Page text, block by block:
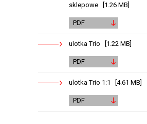
sklepowe [1.26 MB]
PDF
ulotka Trio [1.22 MB]
PDF
ulotka Trio 1:1 [4.61 MB]
PDF